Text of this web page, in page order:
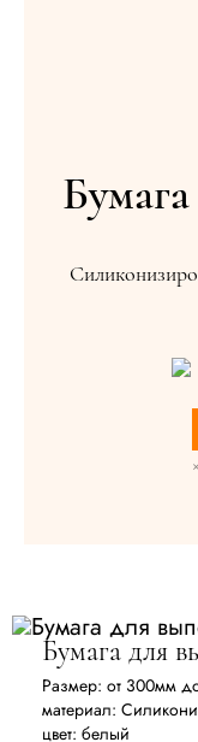
×
Бумага для
Размер: от 300мм
материал:
цвет: белый